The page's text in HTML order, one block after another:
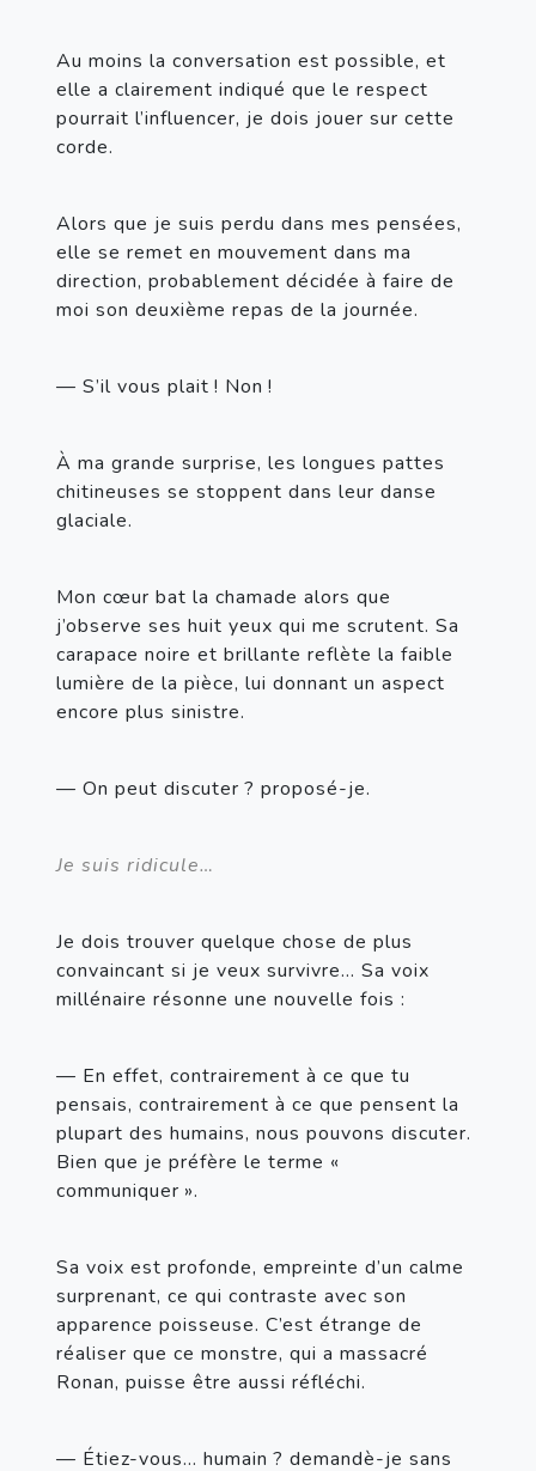
Au moins la conversation est possible, et
elle a clairement indiqué que le respect
pourrait l’influencer, je dois jouer sur cette
corde.
Alors que je suis perdu dans mes pensées,
elle se remet en mouvement dans ma
direction, probablement décidée à faire de
moi son deuxième repas de la journée.
— S’il vous plait ! Non !
À ma grande surprise, les longues pattes
chitineuses se stoppent dans leur danse
glaciale.
Mon cœur bat la chamade alors que
j’observe ses huit yeux qui me scrutent. Sa
carapace noire et brillante reflète la faible
lumière de la pièce, lui donnant un aspect
encore plus sinistre.
— On peut discuter ? proposé-je.
Je suis ridicule…
Je dois trouver quelque chose de plus
convaincant si je veux survivre… Sa voix
millénaire résonne une nouvelle fois :
— En effet, contrairement à ce que tu
pensais, contrairement à ce que pensent la
plupart des humains, nous pouvons discuter.
Bien que je préfère le terme «
communiquer ».
Sa voix est profonde, empreinte d’un calme
surprenant, ce qui contraste avec son
apparence poisseuse. C’est étrange de
réaliser que ce monstre, qui a massacré
Ronan, puisse être aussi réfléchi.
— Étiez-vous… humain ? demandè-je sans